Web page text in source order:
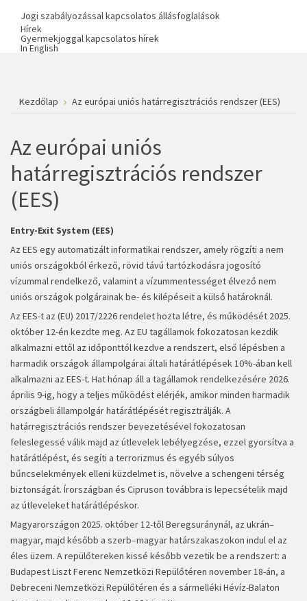
Jogi szabályozással kapcsolatos állásfoglalások
Hírek
Gyermekjoggal kapcsolatos hírek
In English
Kezdőlap Az európai uniós határregisztrációs rendszer (EES)
Az európai uniós
határregisztrációs rendszer
(EES)
Entry-Exit System (EES)
Az EES egy automatizált informatikai rendszer, amely rögzíti a nem
uniós országokból érkező, rövid távú tartózkodásra jogosító
vízummal rendelkező, valamint a vízummentességet élvező nem
uniós országok polgárainak be- és kilépéseit a külső határoknál.
Az EES-t az (EU) 2017/2226 rendelet hozta létre, és működését 2025.
október 12-én kezdte meg. Az EU tagállamok fokozatosan kezdik
alkalmazni ettől az időponttól kezdve a rendszert, első lépésben a
harmadik országok állampolgárai általi határátlépések 10%-ában kell
alkalmazni az EES-t. Hat hónap áll a tagállamok rendelkezésére 2026.
április 9-ig, hogy a teljes működést elérjék, amikor minden harmadik
országbeli állampolgár határátlépését regisztrálják. A
határregisztrációs rendszer bevezetésével fokozatosan
feleslegessé válik majd az útlevelek lebélyegzése, ezzel gyorsítva a
határátlépést, és segíti a terrorizmus és egyéb súlyos
bűncselekmények elleni küzdelmet is, növelve a schengeni térség
biztonságát. Írországban és Cipruson továbbra is lepecsételik majd
az útleveleket határátlépéskor.
Magyarországon 2025. október 12-től Beregsuránynál, az ukrán–
magyar, majd később a szerb–magyar határszakaszokon indul el az
éles üzem. A repülőtereken kissé később vezetik be a rendszert: a
Budapest Liszt Ferenc Nemzetközi Repülőtéren november 18-án, a
Debreceni Nemzetközi Repülőtéren és a sármelléki Hévíz-Balaton